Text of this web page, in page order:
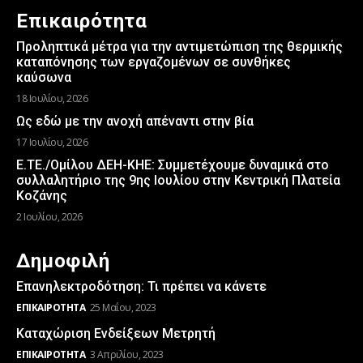
Επικαιρότητα
Προληπτικά μέτρα για την αντιμετώπιση της θερμικής
καταπόνησης των εργαζομένων σε συνθήκες
καύσωνα
18 Ιουλίου, 2026
Ως εδώ με την ανοχή απέναντι στην βία
17 Ιουλίου, 2026
Ε.ΤΕ./Ομίλου ΔΕΗ-ΚΗΕ: Συμμετέχουμε δυναμικά στο
συλλαλητήριο της 9ης Ιουλίου στην Κεντρική Πλατεία
Κοζάνης
2 Ιουλίου, 2026
Δημοφιλή
Επανηλεκτροδότηση: Τι πρέπει να κάνετε
ΕΠΙΚΑΙΡΌΤΗΤΑ 25 Μαΐου, 2023
Καταχώριση Ενδείξεων Μετρητή
ΕΠΙΚΑΙΡΌΤΗΤΑ 3 Απριλίου, 2023